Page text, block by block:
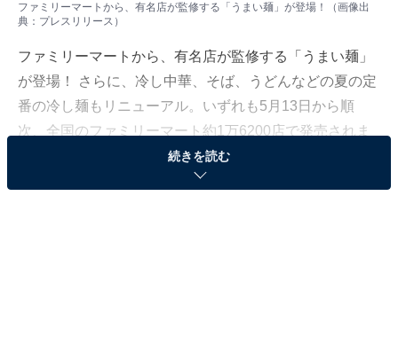
ファミリーマートから、有名店が監修する「うまい麺」が登場！（画像出
典：プレスリリース）
ファミリーマートから、有名店が監修する「うまい麺」
が登場！ さらに、冷し中華、そば、うどんなどの夏の定
番の冷し麺もリニューアル。いずれも5月13日から順
次、全国のファミリーマート約1万6200店で発売されま
続きを読む